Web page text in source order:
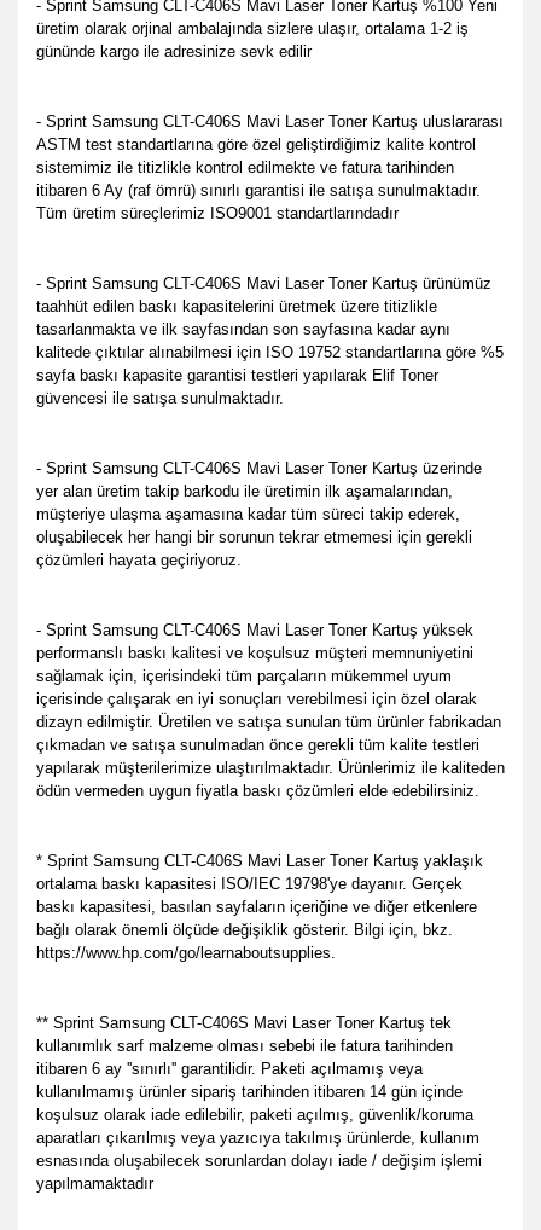
- Sprint Samsung CLT-C406S Mavi Laser Toner Kartuş %100 Yeni
üretim olarak orjinal ambalajında sizlere ulaşır, ortalama 1-2 iş
gününde kargo ile adresinize sevk edilir
- Sprint Samsung CLT-C406S Mavi Laser Toner Kartuş u luslararası
ASTM test standartlarına göre özel geliştirdiğimiz kalite kontrol
sistemimiz ile titizlikle kontrol edilmekte ve fatura tarihinden
itibaren 6 Ay (raf ömrü) sınırlı garantisi ile satışa sunulmaktadır.
Tüm üretim süreçlerimiz ISO9001 standartlarındadır
- Sprint Samsung CLT-C406S Mavi Laser Toner Kartuş ürünümüz
taahhüt edilen baskı kapasitelerini üretmek üzere titizlikle
tasarlanmakta ve ilk sayfasından son sayfasına kadar aynı
kalitede çıktılar alınabilmesi için ISO 19752 standartlarına göre %5
sayfa baskı kapasite garantisi testleri yapılarak Elif Toner
güvencesi ile satışa sunulmaktadır.
- Sprint Samsung CLT-C406S Mavi Laser Toner Kartuş üzerinde
yer alan üretim takip barkodu ile üretimin ilk aşamalarından,
müşteriye ulaşma aşamasına kadar tüm süreci takip ederek,
oluşabilecek her hangi bir sorunun tekrar etmemesi için gerekli
çözümleri hayata geçiriyoruz.
- Sprint Samsung CLT-C406S Mavi Laser Toner Kartuş yüksek
performanslı baskı kalitesi ve koşulsuz müşteri memnuniyetini
sağlamak için, içerisindeki tüm parçaların mükemmel uyum
içerisinde çalışarak en iyi sonuçları verebilmesi için özel olarak
dizayn edilmiştir. Üretilen ve satışa sunulan tüm ürünler fabrikadan
çıkmadan ve satışa sunulmadan önce gerekli tüm kalite testleri
yapılarak müşterilerimize ulaştırılmaktadır. Ürünlerimiz ile kaliteden
ödün vermeden uygun fiyatla baskı çözümleri elde edebilirsiniz.
* Sprint Samsung CLT-C406S Mavi Laser Toner Kartuş yaklaşık
ortalama baskı kapasitesi ISO/IEC 19798'ye dayanır. Gerçek
baskı kapasitesi, basılan sayfaların içeriğine ve diğer etkenlere
bağlı olarak önemli ölçüde değişiklik gösterir. Bilgi için, bkz.
https://www.hp.com/go/learnaboutsupplies.
** Sprint Samsung CLT-C406S Mavi Laser Toner Kartuş tek
kullanımlık sarf malzeme olması sebebi ile fatura tarihinden
itibaren 6 ay ''sınırlı'' garantilidir. Paketi açılmamış veya
kullanılmamış ürünler sipariş tarihinden itibaren 14 gün içinde
koşulsuz olarak iade edilebilir, paketi açılmış, güvenlik/koruma
aparatları çıkarılmış veya yazıcıya takılmış ürünlerde, kullanım
esnasında oluşabilecek sorunlardan dolayı iade / değişim işlemi
yapılmamaktadır